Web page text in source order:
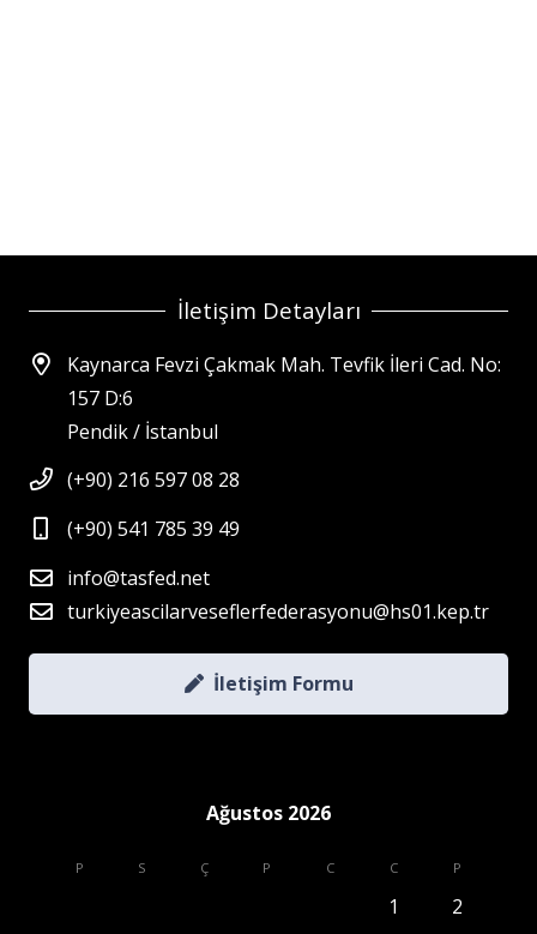
İletişim Detayları
Kaynarca Fevzi Çakmak Mah. Tevfik İleri Cad. No:
157 D:6
Pendik / İstanbul
(+90) 216 597 08 28
(+90) 541 785 39 49
info@tasfed.net
turkiyeascilarveseflerfederasyonu@hs01.kep.tr
İletişim Formu
Ağustos 2026
P S Ç P C C P
1
2